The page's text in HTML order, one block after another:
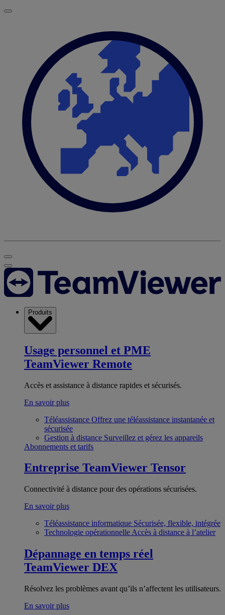
Produits
Usage personnel et PME
TeamViewer Remote
Accès et assistance à distance rapides et sécurisés.
En savoir plus
Téléassistance Offrez une téléassistance instantanée et
sécurisée
Gestion à distance Surveillez et gérez les appareils
Abonnements et tarifs
Entreprise TeamViewer Tensor
Connectivité à distance pour des opérations sécurisées.
En savoir plus
Téléassistance informatique Sécurisée, flexible, intégrée
Technologie opérationnelle Accès à distance à l’atelier
Dépannage en temps réel
TeamViewer DEX
Résolvez les problèmes avant qu’ils n’affectent les utilisateurs.
En savoir plus